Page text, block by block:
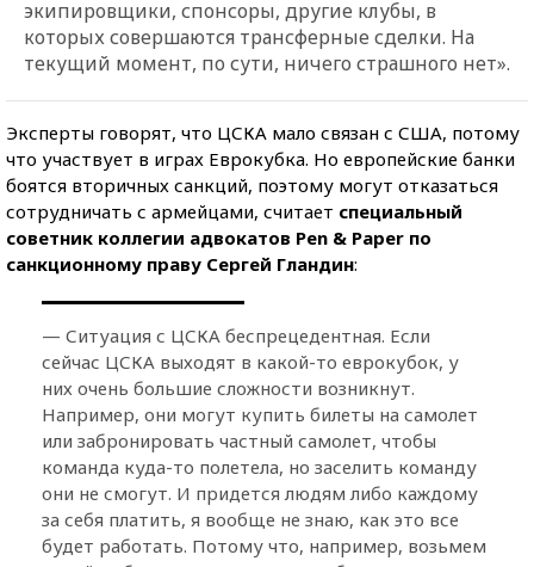
экипировщики, спонсоры, другие клубы, в
которых совершаются трансферные сделки. На
текущий момент, по сути, ничего страшного нет».
Эксперты говорят, что ЦСКА мало связан с США, потому
что участвует в играх Еврокубка. Но европейские банки
боятся вторичных санкций, поэтому могут отказаться
сотрудничать с армейцами, считает специальный
советник коллегии адвокатов Pen & Paper по
санкционному праву Сергей Гландин:
— Ситуация с ЦСКА беспрецедентная. Если
сейчас ЦСКА выходят в какой-то еврокубок, у
них очень большие сложности возникнут.
Например, они могут купить билеты на самолет
или забронировать частный самолет, чтобы
команда куда-то полетела, но заселить команду
они не смогут. И придется людям либо каждому
за себя платить, я вообще не знаю, как это все
будет работать. Потому что, например, возьмем